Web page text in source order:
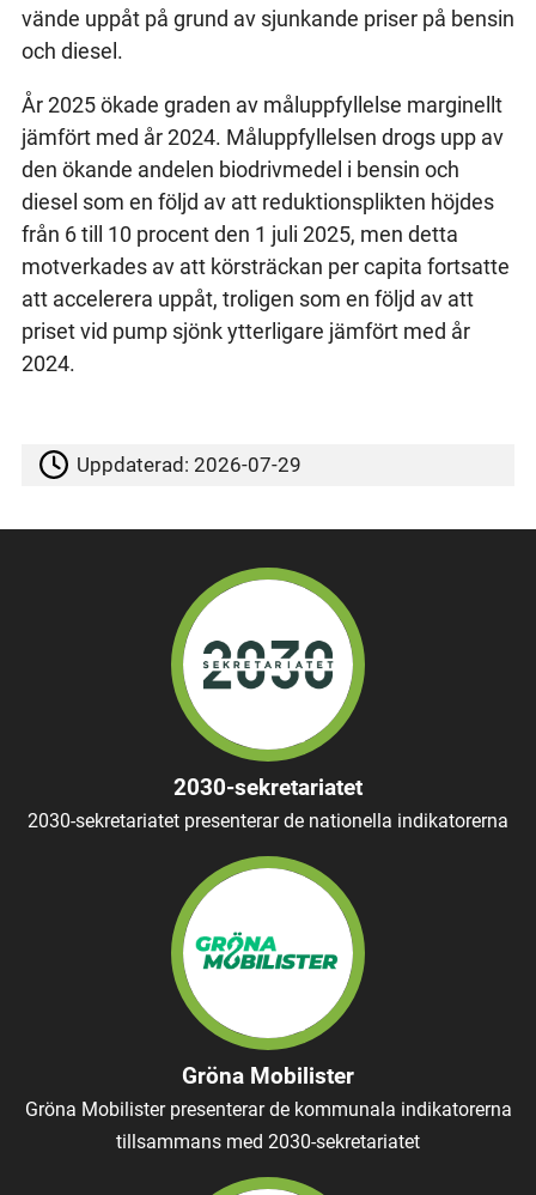
vände uppåt på grund av sjunkande priser på bensin
och diesel.
År 2025 ökade graden av måluppfyllelse marginellt
jämfört med år 2024. Måluppfyllelsen drogs upp av
den ökande andelen biodrivmedel i bensin och
diesel som en följd av att reduktionsplikten höjdes
från 6 till 10 procent den 1 juli 2025, men detta
motverkades av att körsträckan per capita fortsatte
att accelerera uppåt, troligen som en följd av att
priset vid pump sjönk ytterligare jämfört med år
2024.
Uppdaterad:2026-07-29
2030-sekretariatet
2030-sekretariatet presenterar de nationella indikatorerna
Gröna Mobilister
Gröna Mobilister presenterar de kommunala indikatorerna
tillsammans med 2030-sekretariatet